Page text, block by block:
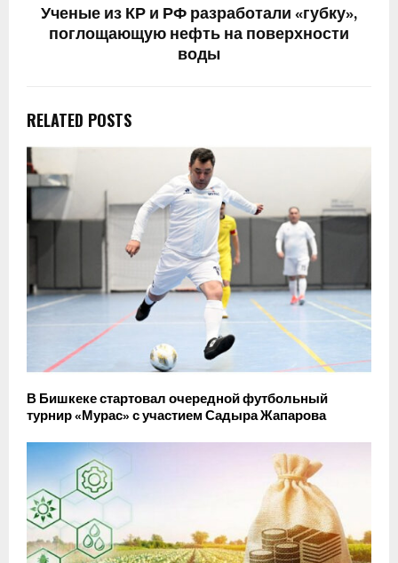
Ученые из КР и РФ разработали «губку»,
поглощающую нефть на поверхности
воды
RELATED POSTS
В Бишкеке стартовал очередной футбольный
турнир «Мурас» с участием Садыра Жапарова